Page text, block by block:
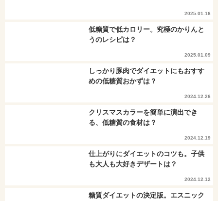
2025.01.16
低糖質で低カロリー。究極のかりんと
うのレシピは？
2025.01.09
しっかり豚肉でダイエットにもおすす
めの低糖質おかずは？
2024.12.26
クリスマスカラーを簡単に演出でき
る、低糖質の食材は？
2024.12.19
仕上がりにダイエットのコツも。子供
も大人も大好きデザートは？
2024.12.12
糖質ダイエットの決定版。エスニック